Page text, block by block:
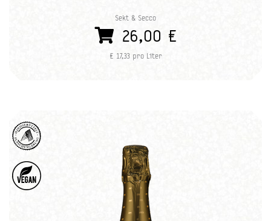
Sekt & Secco
26,00 €
€ 17,33 pro Liter